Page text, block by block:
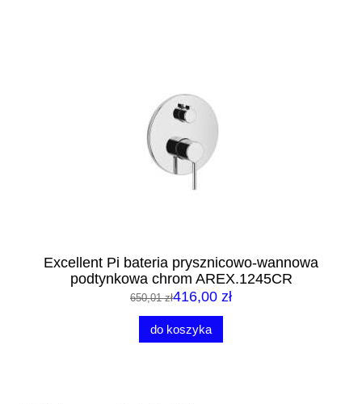
Excellent Pi bateria prysznicowo-wannowa
podtynkowa chrom AREX.1245CR
650,01 zł416,00 zł
do koszyka